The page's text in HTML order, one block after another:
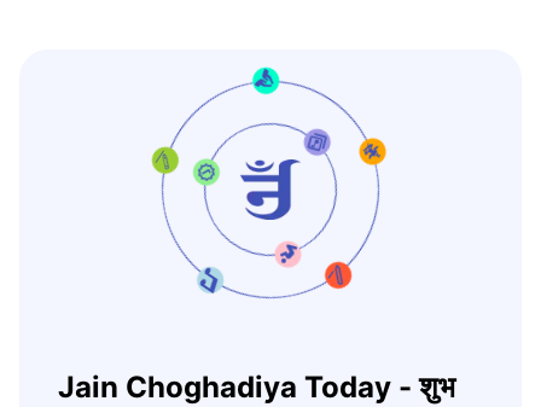
Jain Choghadiya Today - शुभ